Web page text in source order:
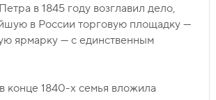
в 1845 году возглавил дело,
в России торговую площадку —
ярмарку — с единственным
конце 1840-х семья вложила